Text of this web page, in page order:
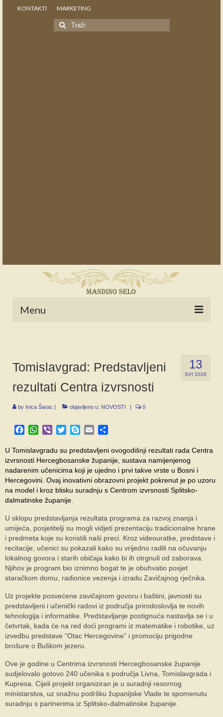
KONTAKTI MARKETING
Search
for:
Menu
SPONZORI
FORUM
13
SVI 2026
Tomislavgrad: Predstavljeni
rezultati Centra izvrsnosti
by Ivica Šarac objavljeno u: NOVOSTI 0
Facebook
WhatsApp
Viber TwitterSkypeEmail
U Tomislavgradu su predstavljeni ovogodišnji rezultati rada Centra
izvrsnosti Hercegbosanske županije, sustava namijenjenog
nadarenim učenicima koji je ujedno i prvi takve vrste u Bosni i
Hercegovini. Ovaj inovativni obrazovni projekt pokrenut je po uzoru
na model i kroz blisku suradnju s Centrom izvrsnosti Splitsko-
dalmatinske županije.
U sklopu predstavljanja rezultata programa za razvoj znanja i
umijeća, posjetitelji su mogli vidjeti prezentaciju tradicionalne hrane
i predmeta koje su koristili naši preci. Kroz videouratke, predstave i
recitacije, učenici su pokazali kako su vrijedno radili na očuvanju
lokalnog govora i starih običaja kako bi ih otrgnuli od zaborava.
Njihov je program bio iznimno bogat te je obuhvatio posjet
staračkom domu, radionice vezenja i izradu Zavičajnog rječnika.
Uz projekte posvećene zavičajnom govoru i baštini, javnosti su
predstavljeni i učenički radovi iz područja prirodoslovlja te novih
tehnologija i informatike. Predstavljanje postignuća nastavlja se i u
četvrtak, kada će na red doći programi iz matematike i robotike, uz
izvedbu predstave “Otac Hercegovine” i promociju prigodne
brošure o Buškom jezeru.
Ove je godine u Centrima izvrsnosti Hercegbosanske županije
sudjelovalo gotovo 240 učenika s područja Livna, Tomislavgrada i
Kupresa. Cijeli projekt organiziran je u suradnji resornog
ministarstva, uz snažnu podršku županijske Vlade te spomenutu
suradnju s partnerima iz Splitsko-dalmatinske županije.